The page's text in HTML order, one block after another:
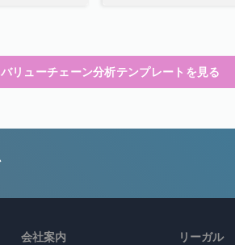
リューチェーン分析テンプレートを見る
会社案内 リーガル